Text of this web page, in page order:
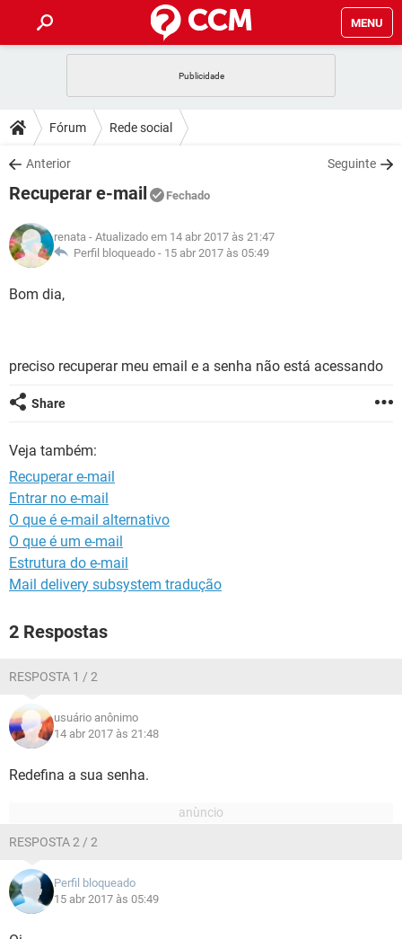
MENU
CELULAR
OUTLOOK
INSTAGRAM
GUIA DE COMPRAS
DICAS
JOGOS
INSTAGRAM GMAIL
GUIA DE COMPRAS
DOWNLOADS
JOGOS
CELULAR
OUTLOOK EXCEL
INSTAGRAM
FÓRUM
JOGOS WHATSAPP
CELULAR
OUTLOOK
GUIA DE COMPRAS
GLOSSÁRIO
JOGOS
GUIA DE COMPRAS
Fórum Rede social
Anterior Seguinte
Recuperar e-mail Fechado
renata - Atualizado em 14 abr 2017 às 21:47
Perfil bloqueado - 15 abr 2017 às 05:49
Bom dia,
preciso recuperar meu email e a senha não está acessando
Share
Veja também:
Recuperar e-mail
Entrar no e-mail
O que é e-mail alternativo
O que é um e-mail
Estrutura do e-mail
Mail delivery subsystem tradução
2 Respostas
RESPOSTA 1 / 2
usuário anônimo
14 abr 2017 às 21:48
Redefina a sua senha.
RESPOSTA 2 / 2
Perfil bloqueado
15 abr 2017 às 05:49